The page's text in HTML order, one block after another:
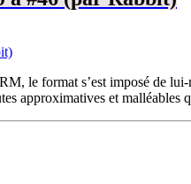
le format s’est imposé de
approximatives et malléables